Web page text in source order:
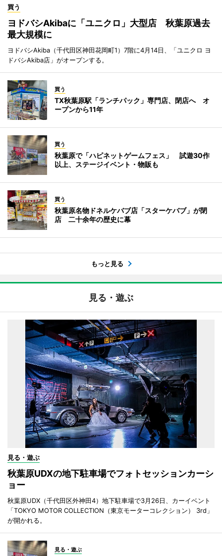
買う
ヨドバシAkibaに「ユニクロ」大型店 秋葉原過去
最大規模に
ヨドバシAkiba（千代田区神田花岡町1）7階に4月14日、「ユニクロ ヨ
ドバシAkiba店」がオープンする。
買う
TX秋葉原駅「ランチパック」専門店、閉店へ オ
ープンから11年
買う
秋葉原で「ハピネットゲームフェス」 試遊30作
以上、ステージイベント・物販も
買う
秋葉原名物ドネルケバブ店「スターケバブ」が閉
店 二十余年の歴史に幕
もっと見る
見る・遊ぶ
見る・遊ぶ
秋葉原UDXの地下駐車場でフォトセッションカーシ
ョー
秋葉原UDX（千代田区外神田4）地下駐車場で3月26日、カーイベント
「TOKYO MOTOR COLLECTION（東京モーターコレクション） 3rd」
が開かれる。
見る・遊ぶ